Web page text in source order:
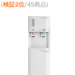
(検証2位/45商品)